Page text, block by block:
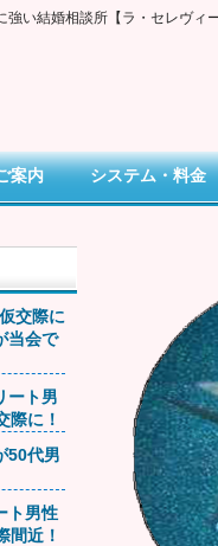
い結婚相談所【ラ・セレヴィー
案内 システム・料金
交際に
当会で
ート男
際に！
50代男
ト男性
間近！